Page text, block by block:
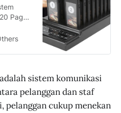
Pager
sistem komunikasi
pelanggan dan staf
pelanggan cukup menekan